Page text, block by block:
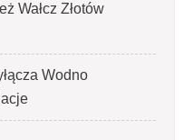
Wałcz Złotów
Wodno